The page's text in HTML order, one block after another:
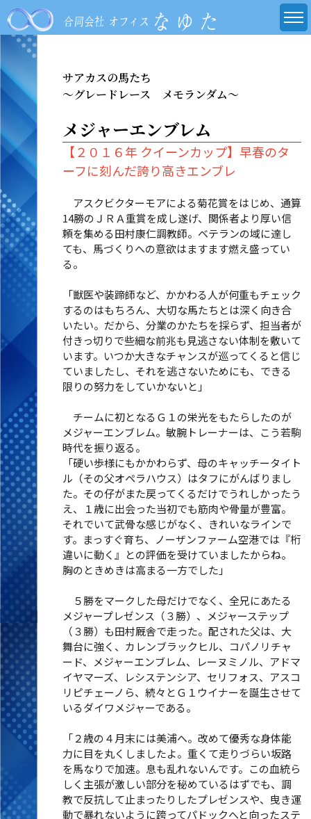
サアカスの馬たち
～グレードレース メモランダム～
メジャーエンブレム
【２０１６年 クイーンカップ】早春のタ
ーフに刻んだ誇り高きエンブレ
アスクビクターモアによる菊花賞をはじめ、通算
14勝のＪＲＡ重賞を成し遂げ、関係者より厚い信
頼を集める田村康仁調教師。ベテランの域に達し
ても、馬づくりへの意欲はますます燃え盛ってい
る。
「獣医や装蹄師など、かかわる人が何重もチェック
するのはもちろん、大切な馬たちとは深く向き合
いたい。だから、分業のかたちを採らず、担当者が
付きっ切りで些細な前兆も見逃さない体制を敷いて
います。いつか大きなチャンスが巡ってくると信じ
ていましたし、それを逃さないためにも、できる
限りの努力をしていかないと」
チームに初となるＧ１の栄光をもたらしたのが
メジャーエンブレム。敏腕トレーナーは、こう若駒
時代を振り返る。
「硬い歩様にもかかわらず、母のキャッチータイト
ル（その父オペラハウス）はタフにがんばりまし
た。その仔がまた戻ってくるだけでうれしかったう
え、１歳に出会った当初でも筋肉や骨量が豊富。
それでいて武骨な感じがなく、きれいなラインで
す。まっすぐ育ち、ノーザンファーム空港では『桁
違いに動く』との評価を受けていましたからね。
胸のときめきは高まる一方でした」
５勝をマークした母だけでなく、全兄にあたる
メジャープレゼンス（３勝）、メジャーステップ
（３勝）も田村厩舎で走った。配された父は、大
舞台に強く、カレンブラックヒル、コパノリチャ
ード、メジャーエンブレム、レーヌミノル、アドマ
イヤマーズ、レシステンシア、セリフォス、アスコ
リピチェーノら、続々とＧ１ウイナーを誕生させて
いるダイワメジャーである。
「２歳の４月末には美浦へ。改めて優秀な身体能
力に目を丸くしましたよ。重くて走りづらい坂路
を馬なりで加速。息も乱れないんです。この血統ら
しく主張が激しい部分を秘めているはずでも、調
教で反抗して止まったりしたプレゼンスや、曳き運
動で暴れないように跨ってパドックへと向ったステ